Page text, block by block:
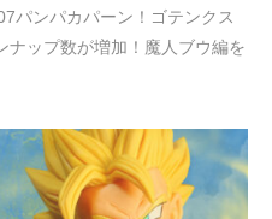
パンパカパーン！ゴテンクス
ナップ数が増加！魔人ブウ編を